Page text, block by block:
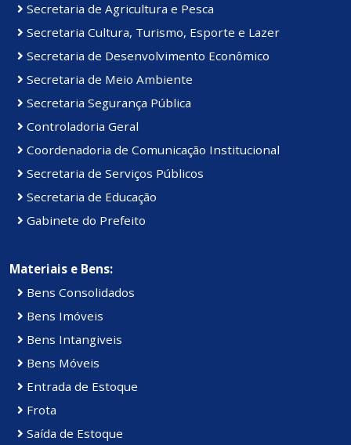
Secretaria de Agricultura e Pesca
Secretaria Cultura, Turismo, Esporte e Lazer
Secretaria de Desenvolvimento Econômico
Secretaria de Meio Ambiente
Secretaria Segurança Pública
Controladoria Geral
Coordenadoria de Comunicação Institucional
Secretaria de Serviços Públicos
Secretaria de Educação
Gabinete do Prefeito
Materiais e Bens:
Bens Consolidados
Bens Imóveis
Bens Intangiveis
Bens Móveis
Entrada de Estoque
Frota
Saída de Estoque